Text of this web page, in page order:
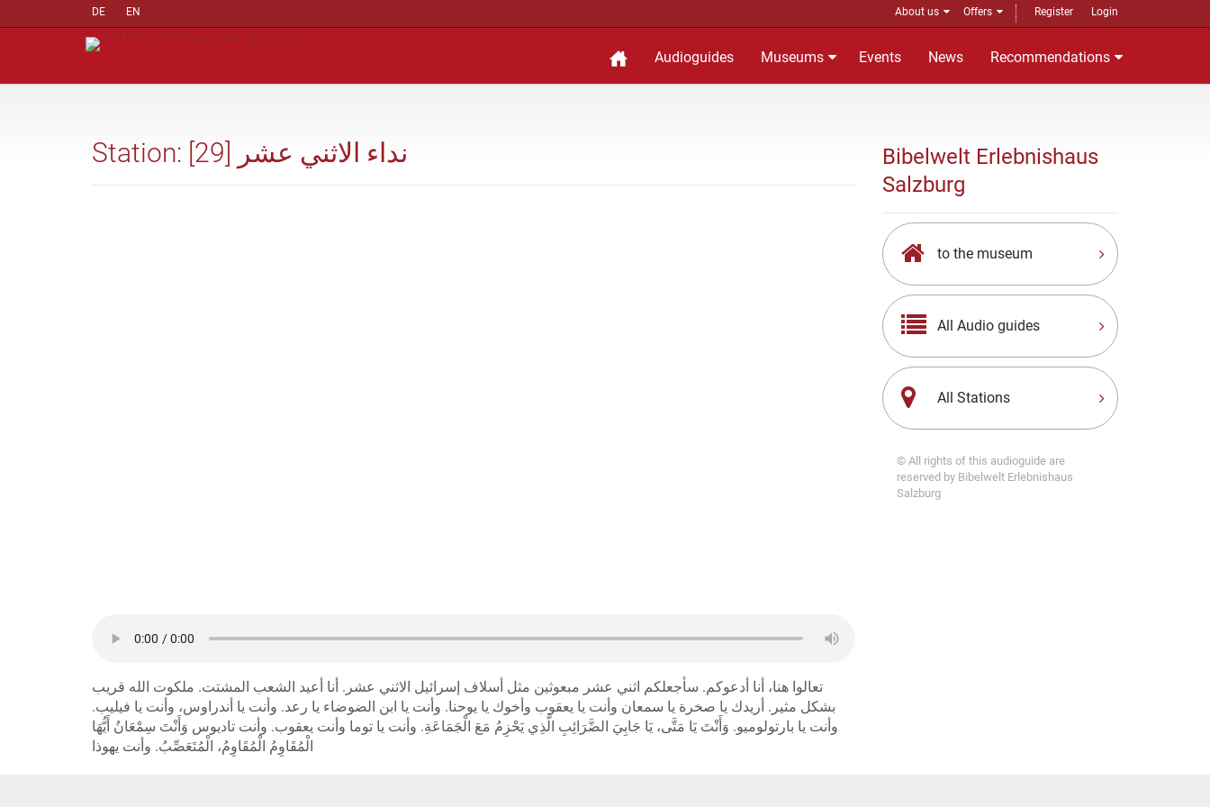
DE EN About us Offers Register Login
Audioguides Museums Events News Recommendations
Station: [29] نداء الاثني عشر
تعالوا هنا، أنا أدعوكم. سأجعلكم اثني عشر مبعوثين مثل أسلاف إسرائيل الاثني عشر. أنا أعيد الشعب المشتت. ملكوت الله قريب
بشكل مثير. أريدك يا صخرة يا سمعان وأنت يا يعقوب وأخوك يا يوحنا. وأنت يا ابن الضوضاء يا رعد. وأنت يا أندراوس، وأنت يا فيليب.
وأنت يا بارتولوميو. وَأَنْتَ يَا مَتَّى، يَا جَابِيَ الضَّرَائِبِ الَّذِي يَحْزِمُ مَعَ الْجَمَاعَةِ. وأنت يا توما وأنت يعقوب. وأنت تاديوس وَأَنْتَ سِمْعَانُ أَيُّهَا
الْمُقَاوِمُ الْمُقَاوِمُ، الْمُتَعَصِّبُ. وأنت يهوذا
Bibelwelt Erlebnishaus
Salzburg
to the museum
All Audio guides
All Stations
© All rights of this audioguide are
reserved by Bibelwelt Erlebnishaus
Salzburg